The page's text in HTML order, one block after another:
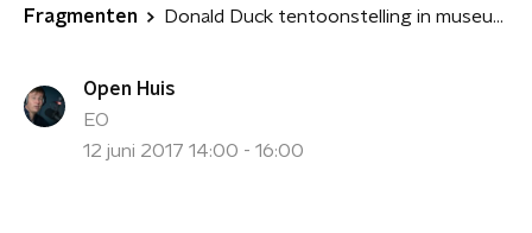
Fragmenten Donald Duck tentoonstelling in museum Strips!
Open Huis
EO
12 juni 2017 14:00 - 16:00